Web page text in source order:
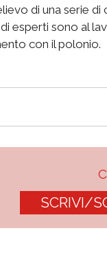
di una serie
esperti sono al
con il polonio.
SCRIVI/